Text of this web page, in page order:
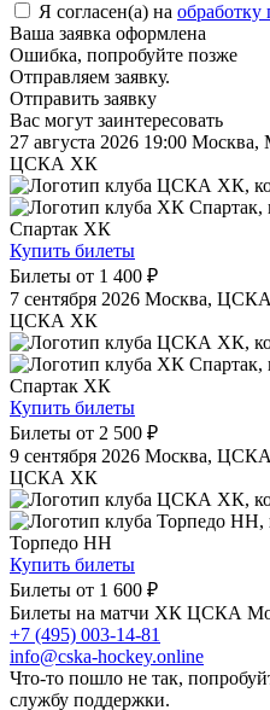
Я согласен(а) на
Ваша заявка оформлена
Ошибка, попробуйте позже
Отправляем заявку.
Отправить заявку
Вас могут заинтересовать
27 августа 2026 19:00 Москва,
ЦСКА ХК
Спартак ХК
Купить билеты
Билеты от 1 400 ₽
7 сентября 2026 Москва,
ЦСКА ХК
Спартак ХК
Купить билеты
Билеты от 2 500 ₽
9 сентября 2026 Москва,
ЦСКА ХК
Торпедо НН
Купить билеты
Билеты от 1 600 ₽
Билеты на матчи ХК ЦСКА
+7 (495) 003-14-81
info@cska-hockey.online
Что-то пошло не так,
службу поддержки.